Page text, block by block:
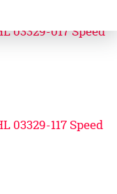
03329-017 Speed
03329-117 Speed